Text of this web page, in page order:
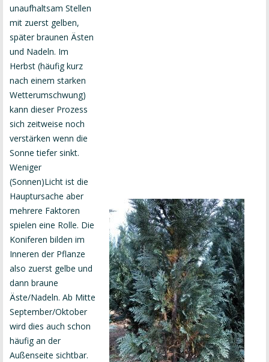
unaufhaltsam Stellen
mit zuerst gelben,
später braunen Ästen
und Nadeln. Im
Herbst (häufig kurz
nach einem starken
Wetterumschwung)
kann dieser Prozess
sich zeitweise noch
verstärken wenn die
Sonne tiefer sinkt.
Weniger
(Sonnen)Licht ist die
Hauptursache aber
mehrere Faktoren
spielen eine Rolle. Die
Koniferen bilden im
Inneren der Pflanze
also zuerst gelbe und
dann braune
Äste/Nadeln. Ab Mitte
September/Oktober
wird dies auch schon
häufig an der
Außenseite sichtbar.